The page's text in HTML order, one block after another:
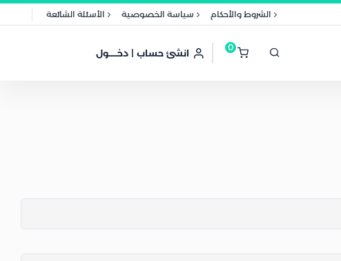
الشروط والأحكام سياسة الخصوصية الأسئلة الشائعة
0
انشئ حساب | دخــــول